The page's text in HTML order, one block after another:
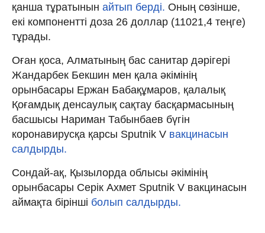
қанша тұратынын айтып берді. Оның сөзінше,
екі компонентті доза 26 доллар (11021,4 теңге)
тұрады.
Оған қоса, Алматының бас санитар дәрігері
Жандарбек Бекшин мен қала әкімінің
орынбасары Ержан Бабақұмаров, қалалық
Қоғамдық денсаулық сақтау басқармасының
басшысы Нариман Табынбаев бүгін
коронавирусқа қарсы Sputnik V вакцинасын
салдырды.
Сондай-ақ, Қызылорда облысы әкімінің
орынбасары Серік Ахмет Sputnik V вакцинасын
аймақта бірінші болып салдырды.